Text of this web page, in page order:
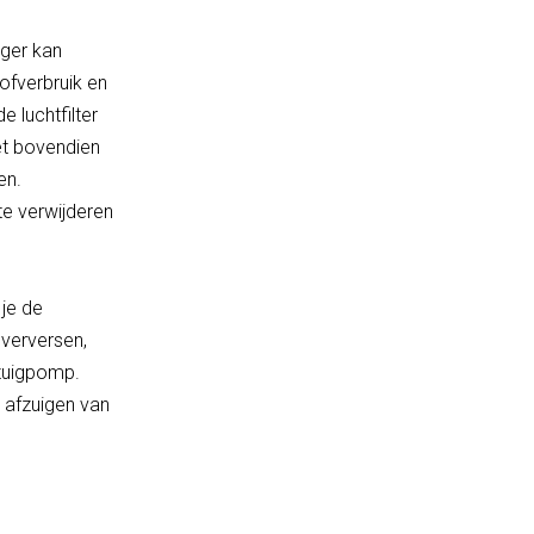
kan
en
luchtfilter
bovendien
verwijderen
de
van